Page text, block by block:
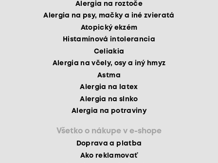
Alergia na roztoče
Alergia na psy, mačky a iné zvieratá
Atopický ekzém
Histamínová intolerancia
Celiakia
Alergia na včely, osy a iný hmyz
Astma
Alergia na latex
Alergia na slnko
Alergia na potraviny
Všetko o nákupe v e-shope
Doprava a platba
Ako reklamovať